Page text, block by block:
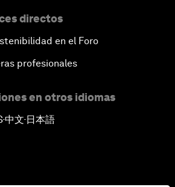
directos
en el Foro
profesionales
en otros idiomas
▪中文▪ 日本語